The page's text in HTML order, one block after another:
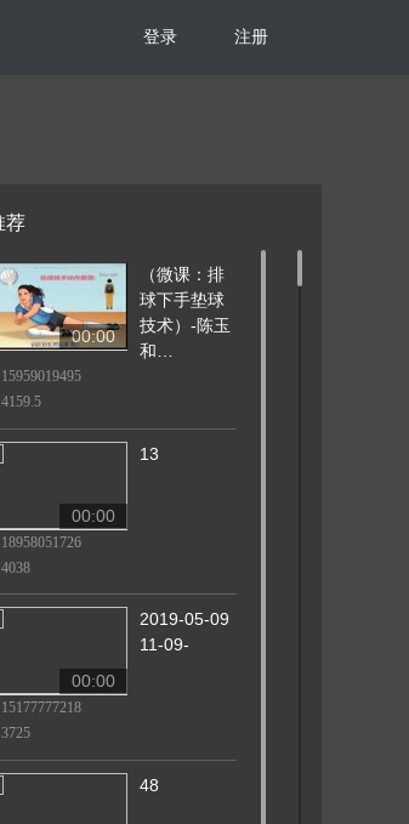
登录 注册
荐
00:00
（微课：排
球下手垫球
技术）-陈玉
和…
15959019495
4159.5
00:00
13
18958051726
4038
00:00
2019-05-09
11-09-
15177777218
3725
48